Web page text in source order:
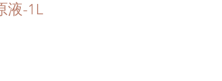
液-1L